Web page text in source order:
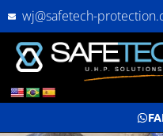
wj@safetech-